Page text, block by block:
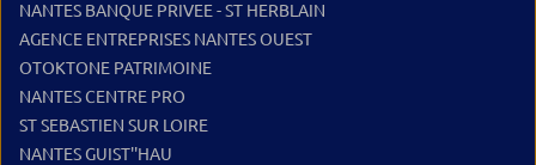
NANTES BANQUE PRIVEE - ST HERBLAIN
AGENCE ENTREPRISES NANTES OUEST
OTOKTONE PATRIMOINE
NANTES CENTRE PRO
ST SEBASTIEN SUR LOIRE
NANTES GUIST''HAU